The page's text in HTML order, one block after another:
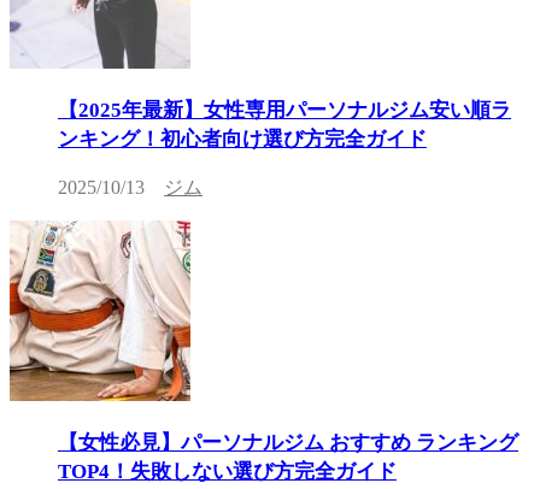
【2025年最新】女性専用パーソナルジム安い順ラ
ンキング！初心者向け選び方完全ガイド
2025/10/13 ジム
【女性必見】パーソナルジム おすすめ ランキング
TOP4！失敗しない選び方完全ガイド